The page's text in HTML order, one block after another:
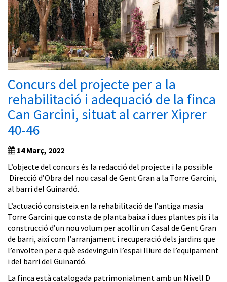
Concurs del projecte per a la
rehabilitació i adequació de la finca
Can Garcini, situat al carrer Xiprer
40-46
14 Març, 2022
L’objecte del concurs és la redacció del projecte i la possible
Direcció d’Obra del nou casal de Gent Gran a la Torre Garcini,
al barri del Guinardó.
L’actuació consisteix en la rehabilitació de l’antiga masia
Torre Garcini que consta de planta baixa i dues plantes pis i la
construcció d’un nou volum per acollir un Casal de Gent Gran
de barri, així com l’arranjament i recuperació dels jardins que
l’envolten per a què esdevinguin l’espai lliure de l’equipament
i del barri del Guinardó.
La finca està catalogada patrimonialment amb un Nivell D